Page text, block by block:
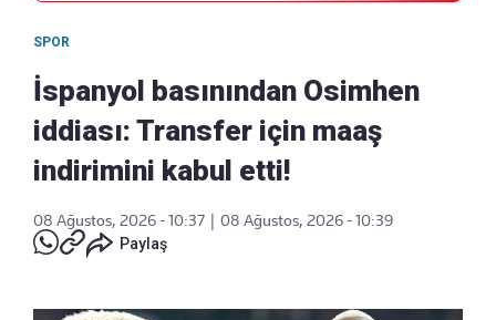
SPOR
İspanyol basınından Osimhen
iddiası: Transfer için maaş
indirimini kabul etti!
08 Ağustos, 2026 - 10:37
08 Ağustos, 2026 - 10:39
Paylaş